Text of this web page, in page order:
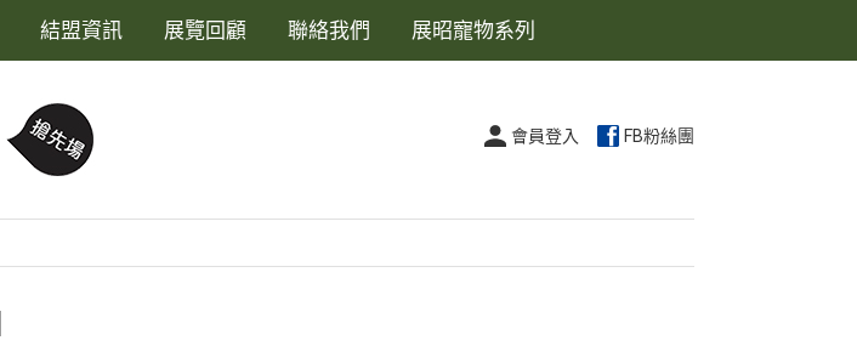
結盟資訊 展覽回顧 聯絡我們 展昭寵物系列
會員登入 FB粉絲團